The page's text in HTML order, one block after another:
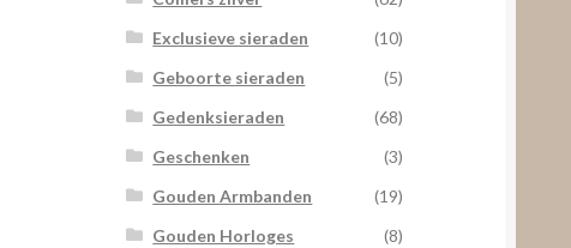
Exclusieve sieraden
(10)
Geboorte sieraden
(5)
Gedenksieraden
(68)
Geschenken
(3)
Gouden Armbanden
(19)
Gouden Horloges
(8)